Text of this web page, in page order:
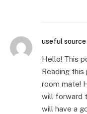
useful source
Hello! This
Reading
room mate!
will forward
will have a